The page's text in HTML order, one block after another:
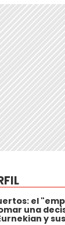
el
una
y